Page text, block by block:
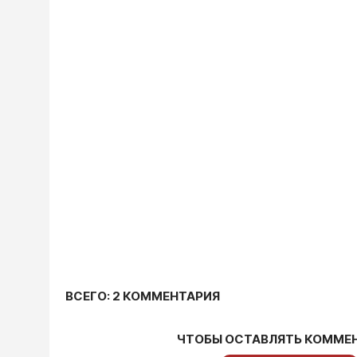
ВСЕГО: 2 КОММЕНТАРИЯ
ЧТОБЫ ОСТАВЛЯТЬ